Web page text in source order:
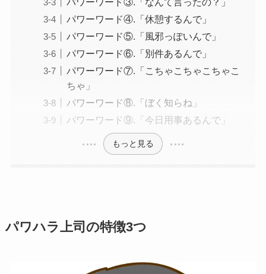
パワーワード④.「休憩するんで」
パワーワード⑤.「風邪っぽいんで」
パワーワード⑥.「別件あるんで」
パワーワード⑦.「こちゃこちゃこちゃこ
ちゃ」
パワーワード⑧.「ぼく知らね」
パワーワード⑨.「今日用事あるんで」
もっと見る
パワハラ上司の特徴3つ